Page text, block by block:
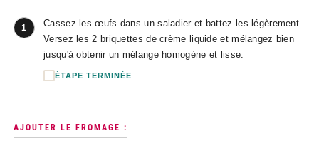
1
Cassez les œufs dans un saladier et battez-les légèrement.
Versez les 2 briquettes de crème liquide et mélangez bien
jusqu'à obtenir un mélange homogène et lisse.
ÉTAPE TERMINÉE
AJOUTER LE FROMAGE :